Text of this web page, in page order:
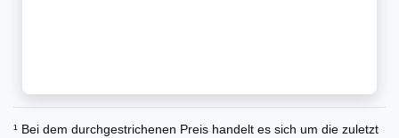
¹ Bei dem durchgestrichenen Preis handelt es sich um die zuletzt